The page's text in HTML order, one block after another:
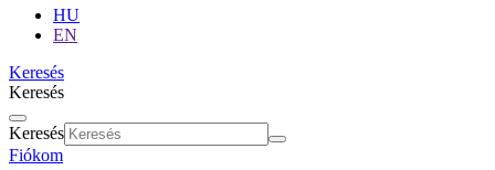
HU
EN
Keresés
Keresés
Keresés
Fiókom